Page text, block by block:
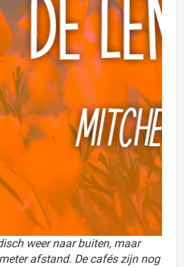
weer naar buiten, maar
afstand. De cafés zijn nog